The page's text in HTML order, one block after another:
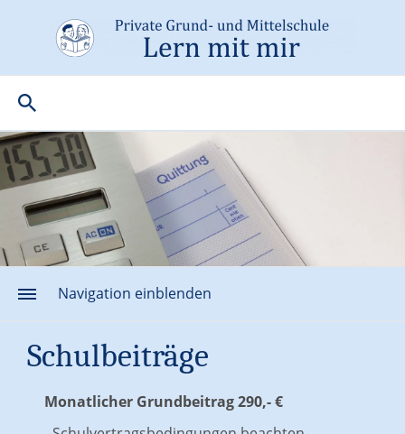
Navigation einblenden
Schulbeiträge
Monatlicher Grundbeitrag 290,- €